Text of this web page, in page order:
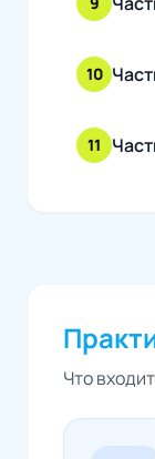
10
11
Что